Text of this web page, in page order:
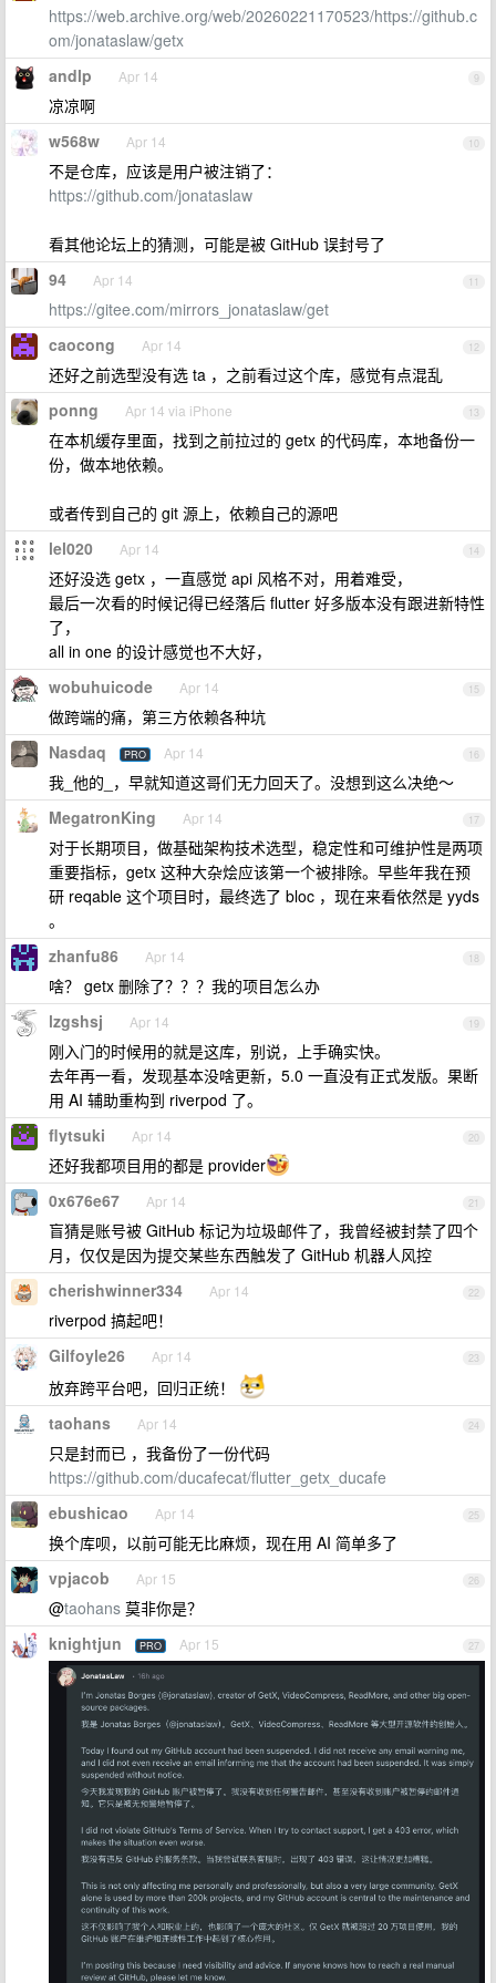
https://web.archive.org/web/20260221170523/https://github.c
om/jonataslaw/getx
9
andlp Apr 14
凉凉啊
10
w568w Apr 14
不是仓库，应该是用户被注销了：
https://github.com/jonataslaw
看其他论坛上的猜测，可能是被 GitHub 误封号了
11
94 Apr 14
https://gitee.com/mirrors_jonataslaw/get
12
caocong Apr 14
还好之前选型没有选 ta ，之前看过这个库，感觉有点混乱
13
ponng Apr 14 via iPhone
在本机缓存里面，找到之前拉过的 getx 的代码库，本地备份一
份，做本地依赖。
或者传到自己的 git 源上，依赖自己的源吧
14
lel020 Apr 14
还好没选 getx ，一直感觉 api 风格不对，用着难受，
最后一次看的时候记得已经落后 flutter 好多版本没有跟进新特性
了，
all in one 的设计感觉也不大好，
15
wobuhuicode Apr 14
做跨端的痛，第三方依赖各种坑
16
Nasdaq PRO Apr 14
我_他的_，早就知道这哥们无力回天了。没想到这么决绝～
17
MegatronKing Apr 14
对于长期项目，做基础架构技术选型，稳定性和可维护性是两项
重要指标，getx 这种大杂烩应该第一个被排除。早些年我在预
研 reqable 这个项目时，最终选了 bloc ，现在来看依然是 yyds
。
18
zhanfu86 Apr 14
啥？ getx 删除了？？？我的项目怎么办
19
lzgshsj Apr 14
刚入门的时候用的就是这库，别说，上手确实快。
去年再一看，发现基本没啥更新，5.0 一直没有正式发版。果断
用 AI 辅助重构到 riverpod 了。
20
flytsuki Apr 14
还好我都项目用的都是 provider
21
0x676e67 Apr 14
盲猜是账号被 GitHub 标记为垃圾邮件了，我曾经被封禁了四个
月，仅仅是因为提交某些东西触发了 GitHub 机器人风控
22
cherishwinner334 Apr 14
riverpod 搞起吧！
23
Gilfoyle26 Apr 14
放弃跨平台吧，回归正统！
24
taohans Apr 14
只是封而已 ，我备份了一份代码
https://github.com/ducafecat/flutter_getx_ducafe
25
ebushicao Apr 14
换个库呗，以前可能无比麻烦，现在用 AI 简单多了
26
vpjacob Apr 15
@taohans 莫非你是？
27
knightjun PRO Apr 15